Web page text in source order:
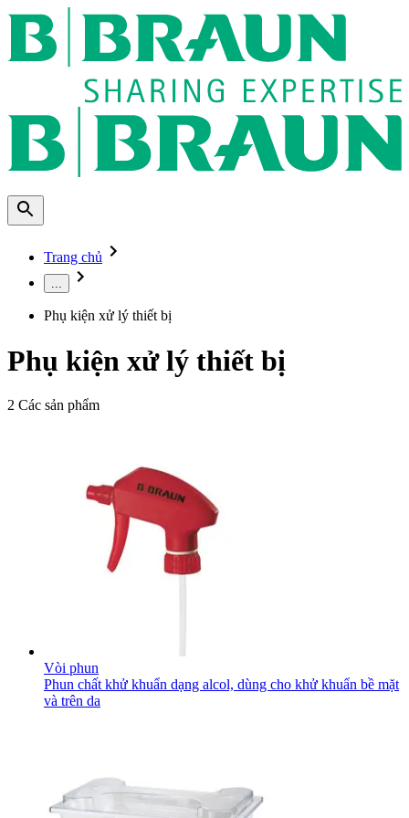
Trang chủ
...
Phụ kiện xử lý thiết bị
Phụ kiện xử lý thiết bị
2 Các sản phẩm
Vòi phun
Phun chất khử khuẩn dạng alcol, dùng cho khử khuẩn bề mặt
và trên da